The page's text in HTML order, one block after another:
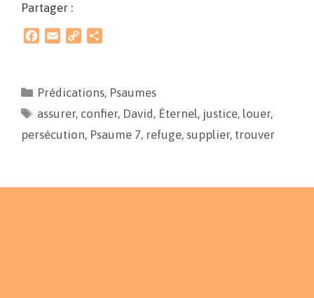
Partager :
b
o
l
L
i
k
a
g
Prédications, Psaumes
assurer, confier, David , Éternel, justice, louer,
persécution, Psaume 7, refuge, supplier, trouver